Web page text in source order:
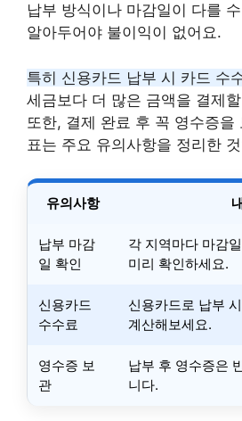
납부 방식이나 마감일이 다를
알아두어야 불이익이 없어요.
특히 신용카드 납부 시 카드 수
세금보다 더 많은 금액을 결제
또한, 결제 완료 후 꼭 영수증을
표는 주요 유의사항을 정리한
유의사항
납부 마감
일 확인
각 지역마다 마감
미리 확인하세요.
신용카드
수수료
신용카드로 납부
계산해보세요.
영수증 보
관
납부 후 영수증은
니다.